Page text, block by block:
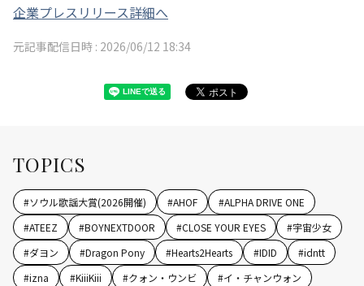
企業プレスリリース詳細へ
元記事配信日時 : 2026/06/12 18:34
TOPICS
#ソウル歌謡大賞(2026開催) #AHOF #ALPHA DRIVE ONE
#ATEEZ #BOYNEXTDOOR #CLOSE YOUR EYES #宇宙少女
#ダヨン #Dragon Pony #Hearts2Hearts #IDID #idntt
#izna #KiiiKiii #クォン・ウンビ #イ・チャンウォン